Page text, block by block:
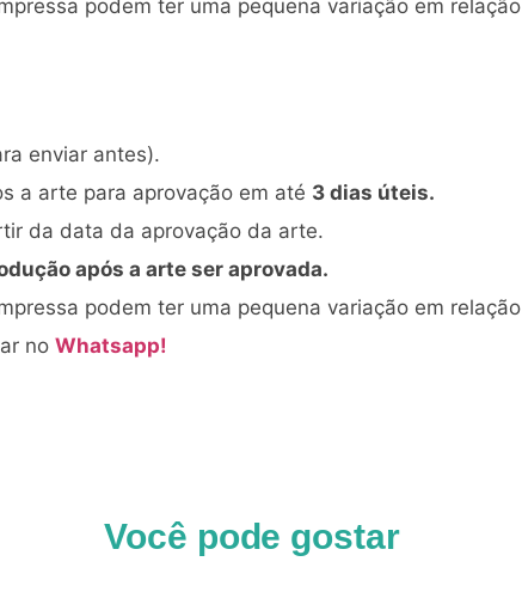
podem ter uma pequena variação em
enviar antes).
a arte para aprovação em até 3 dias úteis.
da data da aprovação da arte.
após a arte ser aprovada.
podem ter uma pequena variação em
no Whatsapp!
Você pode gostar